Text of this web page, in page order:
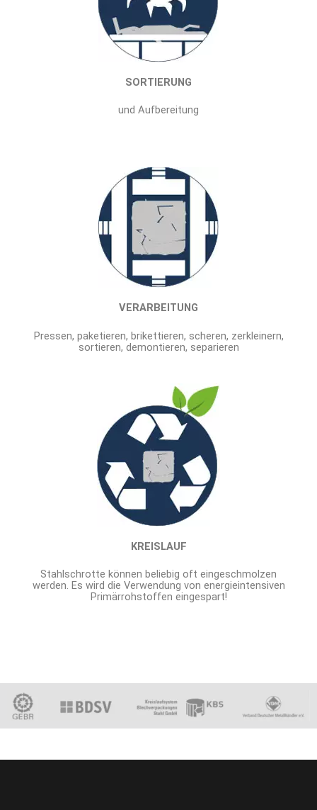
SORTIERUNG
und Aufbereitung
VERARBEITUNG
Pressen, paketieren, brikettieren, scheren, zerkleinern,
sortieren, demontieren, separieren
KREISLAUF
Stahlschrotte können beliebig oft eingeschmolzen
werden. Es wird die Verwendung von energieintensiven
Primärrohstoffen eingespart!